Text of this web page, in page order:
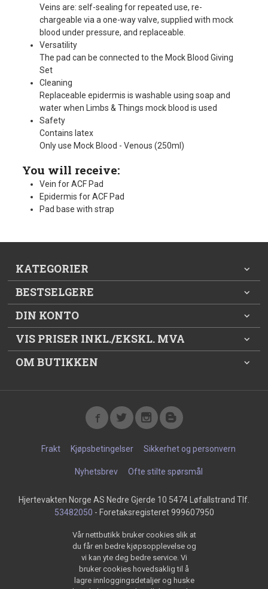
Veins are: self-sealing for repeated use, re-
chargeable via a one-way valve, supplied with mock
blood under pressure, and replaceable.
Versatility
The pad can be connected to the Mock Blood Giving
Set
Cleaning
Replaceable epidermis is washable using soap and
water when Limbs & Things mock blood is used
Safety
Contains latex
Only use Mock Blood - Venous (250ml)
You will receive:
Vein for ACF Pad
Epidermis for ACF Pad
Pad base with strap
KATEGORIER
BESTSELGERE
DIN KONTO
VIS PRISER INKL./EKSKL. MVA
OM BUTIKKEN
Frakt Kjøpsbetingelser Sikkerhet og personvern
Nyhetsbrev Ofte stilte spørsmål
Hjertevakten Norge AS Nedre Gjerde 10 5474 Løfallstrand Tlf.
53482050 - Foretaksregisteret 999607950
Vår nettbutikk bruker cookies slik at
du får en bedre kjøpsopplevelse og
vi kan yte deg bedre service. Vi
bruker cookies hovedsaklig til å
lagre innloggingsdetaljer og huske